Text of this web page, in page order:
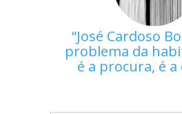
José Cardoso
problema da
é a procura, é